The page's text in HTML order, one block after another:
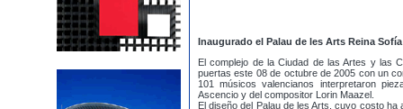
Inaugurado el Palau de les Arts Reina
El complejo de la Ciudad de las Artes y las
puertas este 08 de octubre de 2005 con un
101 músicos valencianos interpretaron
Ascencio y del compositor Lorin Maazel.
El diseño del Palau de les Arts, cuyo costo